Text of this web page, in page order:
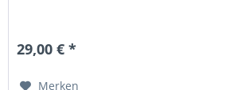
29,00 € *
Merken